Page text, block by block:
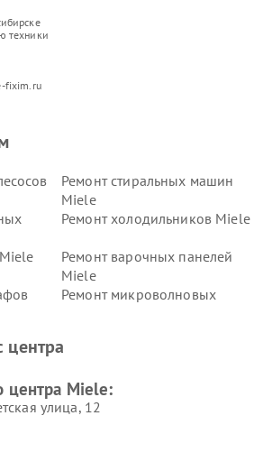
техники
fixim.ru
Ремонт стиральных машин
Miele
Ремонт холодильников Miele
Ремонт варочных панелей
Miele
Ремонт микроволновых
пылесосов Miele
центра
центра Miele:
улица, 12